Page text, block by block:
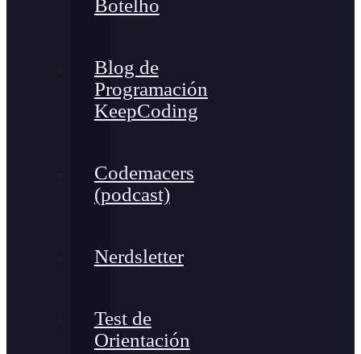
Botelho
Blog de
Programación
KeepCoding
Codemacers
(podcast)
Nerdsletter
Test de
Orientación